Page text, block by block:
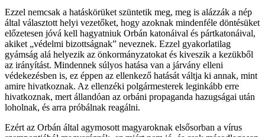
Ezzel nemcsak a hatáskörüket szüntetik meg, meg is alázzák a nép
által választott helyi vezetőket, hogy azoknak mindenféle döntésüket
előzetesen jóvá kell hagyatniuk Orbán katonáival és pártkatonáival,
akiket „védelmi bizottságnak” neveznek. Ezzel gyakorlatilag
gyámság alá helyezik az önkormányzatokat és kiveszik a kezükből
az irányítást. Mindennek súlyos hatása van a járvány elleni
védekezésben is, ez éppen az ellenkező hatását váltja ki annak, mint
amire hivatkoznak. Az ellenzéki polgármesterek leginkább erre
hivatkoznak, mert állandóan az orbáni propaganda hazugságai után
loholnak, és arra próbálnak reagálni.
Ezért az Orbán által agymosott magyaroknak elsősorban a vírus